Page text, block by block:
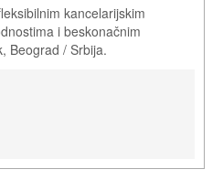
kancelarijskim
i beskonačnim
Beograd / Srbija.